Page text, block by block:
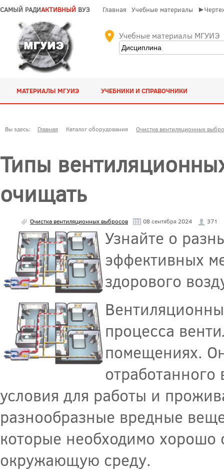
САМЫЙ РАДИАКТИВНЫЙ ВУЗ Главная Учебные материалы
Учебные материалы МГУИЭ
МАТЕРИАЛЫ МГУИЭ УЧЕБНИКИ И СПРАВОЧНИКИ
Вы здесь: Главная Каталог оборудования Очистка вентиляционных
Типы
очищать
Очистка вентиляционных выбросов 08 сентября 2024 371
Узнайте о
эффективных
здорового
процесса
помещениях.
условия для работы и
разнообразные вредные
которые необходимо хорошо
окружающую среду.